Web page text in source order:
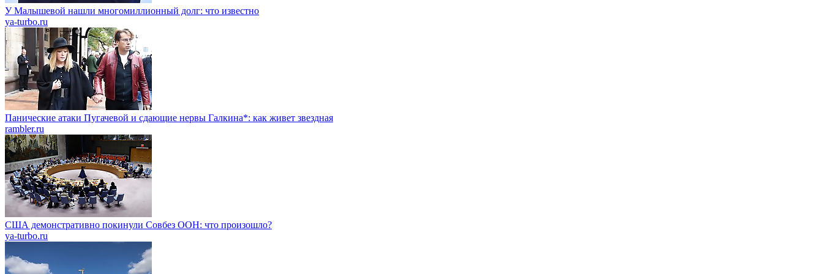
У Малышевой нашли многомиллионный долг: что известно
ya-turbo.ru
Панические атаки Пугачевой и сдающие нервы Галкина*: как живет звездная
rambler.ru
США демонстративно покинули Совбез ООН: что произошло?
ya-turbo.ru